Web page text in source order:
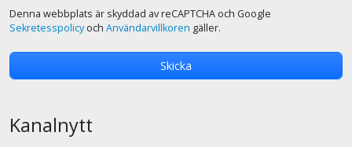
Denna webbplats är skyddad av reCAPTCHA och Google
Sekretesspolicyoch Användarvillkoren gäller.
Kanalnytt